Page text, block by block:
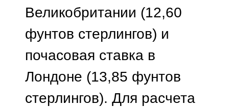
Великобритании (12,60
фунтов стерлингов) и
почасовая ставка в
Лондоне (13,85 фунтов
стерлингов). Для расчета